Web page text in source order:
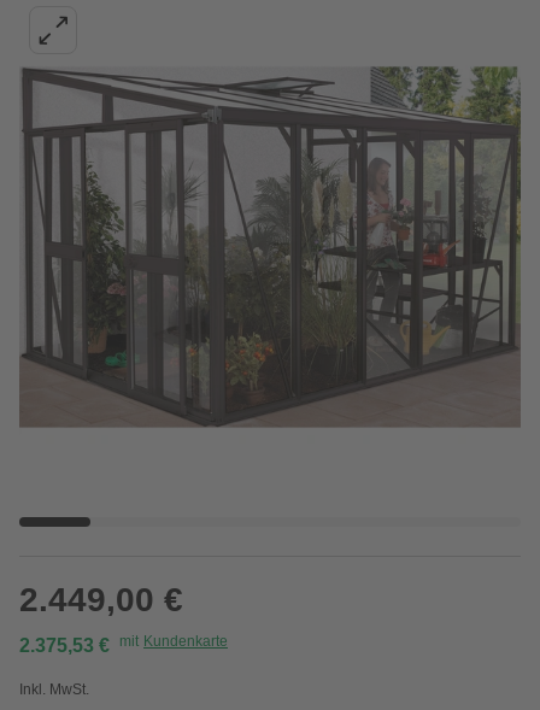
2.449,00 €
2.375,53 € mit Kundenkarte
Inkl. MwSt.